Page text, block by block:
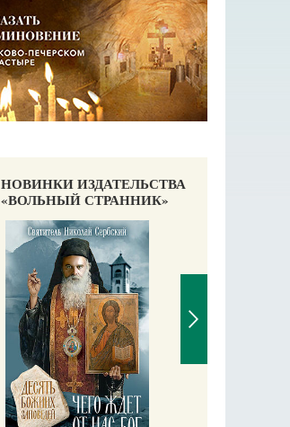
НОВИНКИ ИЗДАТЕЛЬСТВА
«ВОЛЬНЫЙ СТРАННИК»
Православный мальчик
Екатерина Баканова